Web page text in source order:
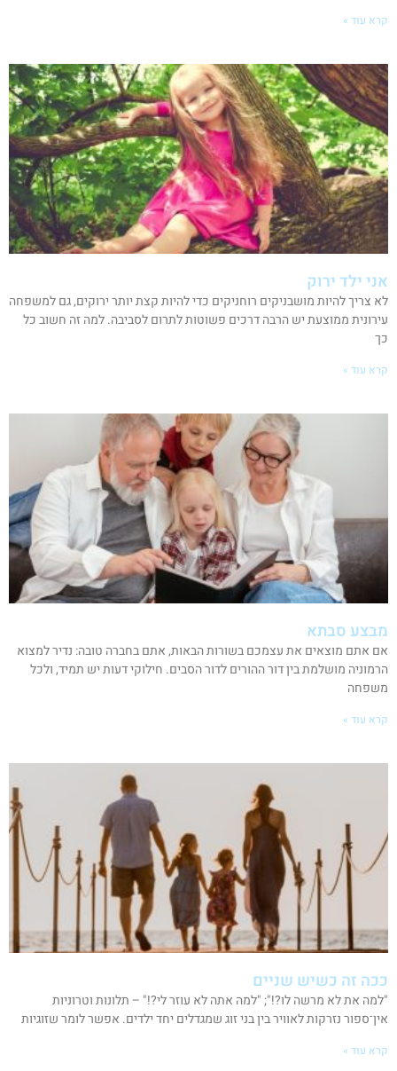
קרא עוד »
אני ילד ירוק
לא צריך להיות מושבניקים רוחניקים כדי להיות קצת יותר ירוקים, גם למשפחה
עירונית ממוצעת יש הרבה דרכים פשוטות לתרום לסביבה. למה זה חשוב כל
כך
קרא עוד »
מבצע סבתא
אם אתם מוצאים את עצמכם בשורות הבאות, אתם בחברה טובה: נדיר למצוא
הרמוניה מושלמת בין דור ההורים לדור הסבים. חילוקי דעות יש תמיד, ולכל
משפחה
קרא עוד »
ככה זה כשיש שניים
"למה את לא מרשה לו?!"; "למה אתה לא עוזר לי?!" – תלונות וטרוניות
אין־ספור נזרקות לאוויר בין בני זוג שמגדלים יחד ילדים. אפשר לומר שזוגיות
קרא עוד »